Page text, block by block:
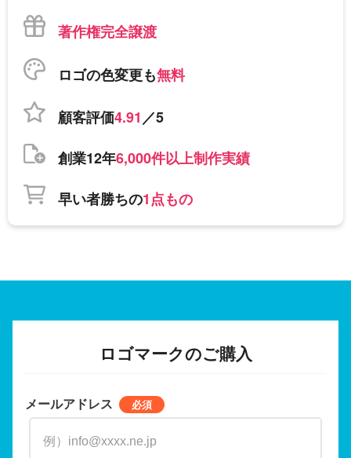
著作権完全譲渡
ロゴの色変更も無料
顧客評価4.91／5
創業12年6,000件以上制作実績
早い者勝ちの1点もの
ロゴマークのご購入
メールアドレス